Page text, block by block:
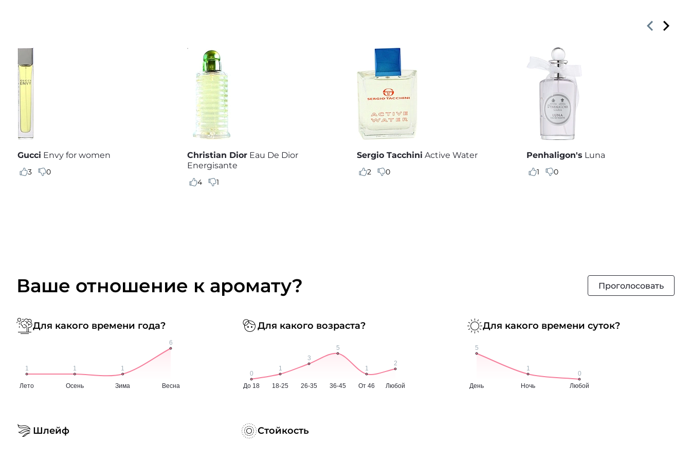
Gucci Envy for women
3 0
Christian Dior Eau De Dior
Energisante
4 1
Sergio Tacchini Active Water
2 0
Penhaligon's Luna
1 0
Ваше отношение к аромату? Проголосовать
Для какого времени года? Для какого возраста? Для какого времени суток?
Шлейф Стойкость